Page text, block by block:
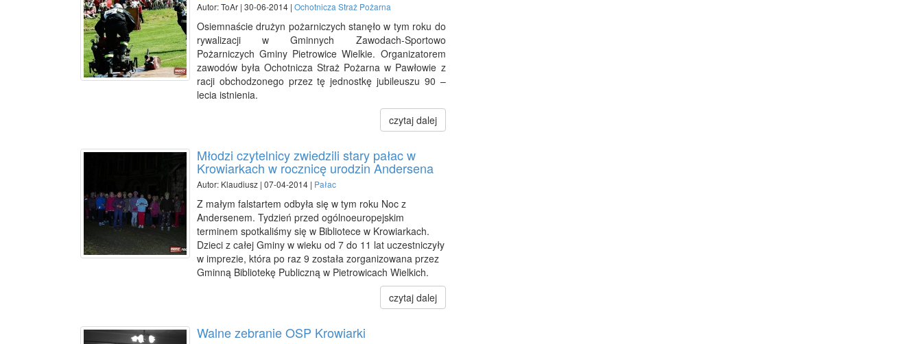
Autor: ToAr | 30-06-2014 | Ochotnicza Straż Pożarna
Osiemnaście drużyn pożarniczych stanęło w tym roku do
rywalizacji w Gminnych Zawodach-Sportowo
Pożarniczych Gminy Pietrowice Wielkie. Organizatorem
zawodów była Ochotnicza Straż Pożarna w Pawłowie z
racji obchodzonego przez tę jednostkę jubileuszu 90 –
lecia istnienia.
czytaj dalej
Młodzi czytelnicy zwiedzili stary pałac w
Krowiarkach w rocznicę urodzin Andersena
Autor: Klaudiusz | 07-04-2014 | Pałac
Z małym falstartem odbyła się w tym roku Noc z
Andersenem. Tydzień przed ogólnoeuropejskim
terminem spotkaliśmy się w Bibliotece w Krowiarkach.
Dzieci z całej Gminy w wieku od 7 do 11 lat uczestniczyły
w imprezie, która po raz 9 została zorganizowana przez
Gminną Bibliotekę Publiczną w Pietrowicach Wielkich.
czytaj dalej
Walne zebranie OSP Krowiarki